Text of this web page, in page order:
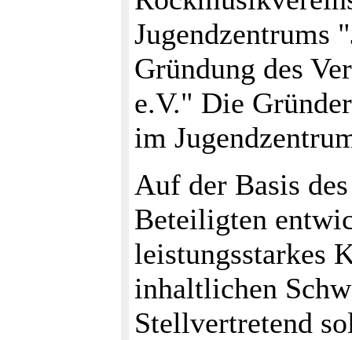
Jugendzentrums
Gründung des
e.V." Die
im
Auf der Basis
Beteiligten
leistungsstarkes
inhaltlichen
Stellvertretend